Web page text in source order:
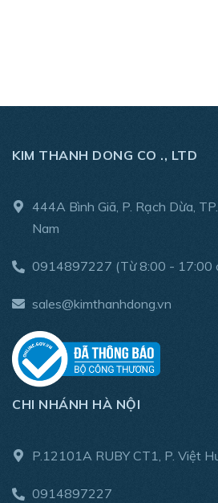
KIM THANH DONG CO ., LTD
444A Bình Giã, P. Rạch Dừa,
Nam
0914897227 (Từ 8:00 - 17:00
sales@kimthanhdong.vn
CHI NHÁNH HÀ NỘI
P.12101A RUBY CT1, P. Việt
0914897227